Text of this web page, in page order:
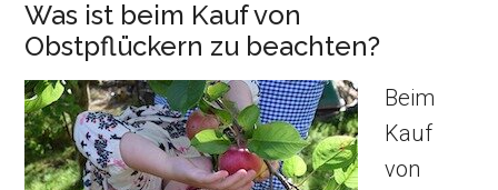
Was ist beim Kauf von
Obstpflückern zu beachten?
Beim
Kauf
von